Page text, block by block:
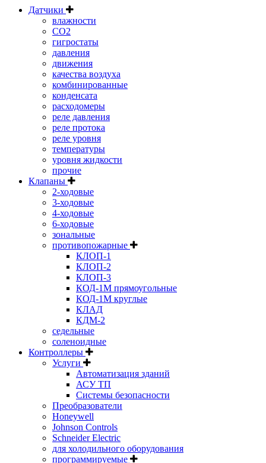
Датчики
влажности
CO2
гигростаты
давления
движения
качества воздуха
комбинированные
конденсата
расходомеры
реле давления
реле протока
реле уровня
температуры
уровня жидкости
прочие
Клапаны
2-ходовые
3-ходовые
4-ходовые
6-ходовые
зональные
противопожарные
КЛОП-1
КЛОП-2
КЛОП-3
КОД-1М прямоугольные
КОД-1М круглые
КЛАД
КДМ-2
седельные
соленоидные
Контроллеры
Услуги
Автоматизация зданий
АСУ ТП
Системы безопасности
Преобразователи
Honeywell
Johnson Controls
Schneider Electric
для холодильного оборудования
программируемые